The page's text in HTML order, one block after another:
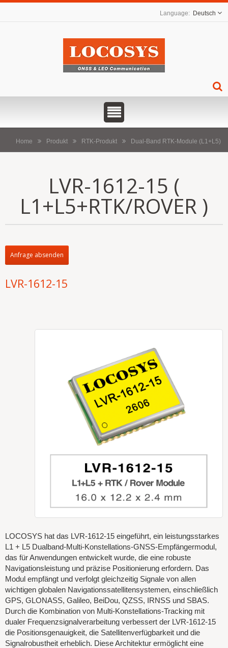
Deutsch
Home Produkt RTK-Produkt Dual-Band RTK-Module (L1+L5)
LVR-1612-15 (
L1+L5+RTK/ROVER )
Anfrage absenden
LVR-1612-15
LOCOSYS hat das LVR-1612-15 eingeführt, ein leistungsstarkes
L1 + L5 Dualband-Multi-Konstellations-GNSS-Empfängermodul,
das für Anwendungen entwickelt wurde, die eine robuste
Navigationsleistung und präzise Positionierung erfordern. Das
Modul empfängt und verfolgt gleichzeitig Signale von allen
wichtigen globalen Navigationssatellitensystemen, einschließlich
GPS, GLONASS, Galileo, BeiDou, QZSS, IRNSS und SBAS.
Durch die Kombination von Multi-Konstellations-Tracking mit
dualer Frequenzsignalverarbeitung verbessert der LVR-1612-15
die Positionsgenauigkeit, die Satellitenverfügbarkeit und die
Signalrobustheit erheblich. Diese Architektur ermöglicht eine